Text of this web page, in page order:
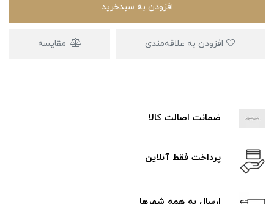
افزودن به سبدخرید
مقایسه
ضمانت اصالت کالا
پرداخت فقط آنلاین